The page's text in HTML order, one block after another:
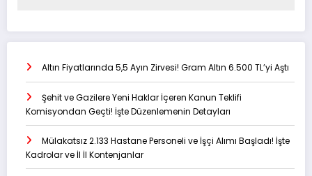
Altın Fiyatlarında 5,5 Ayın Zirvesi! Gram Altın 6.500 TL’yi Aştı
Şehit ve Gazilere Yeni Haklar İçeren Kanun Teklifi
Komisyondan Geçti! İşte Düzenlemenin Detayları
Mülakatsız 2.133 Hastane Personeli ve İşçi Alımı Başladı! İşte
Kadrolar ve İl İl Kontenjanlar